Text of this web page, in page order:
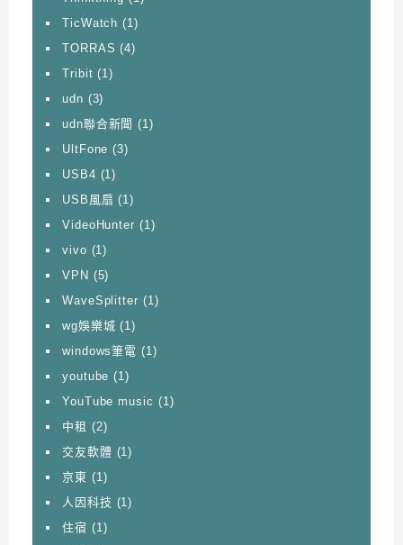
TicWatch (1)
TORRAS (4)
Tribit (1)
udn (3)
udn聯合新聞 (1)
UltFone (3)
USB4 (1)
USB風扇 (1)
VideoHunter (1)
vivo (1)
VPN (5)
WaveSplitter (1)
wg娛樂城 (1)
windows筆電 (1)
youtube (1)
YouTube music (1)
中租 (2)
交友軟體 (1)
京東 (1)
人因科技 (1)
住宿 (1)